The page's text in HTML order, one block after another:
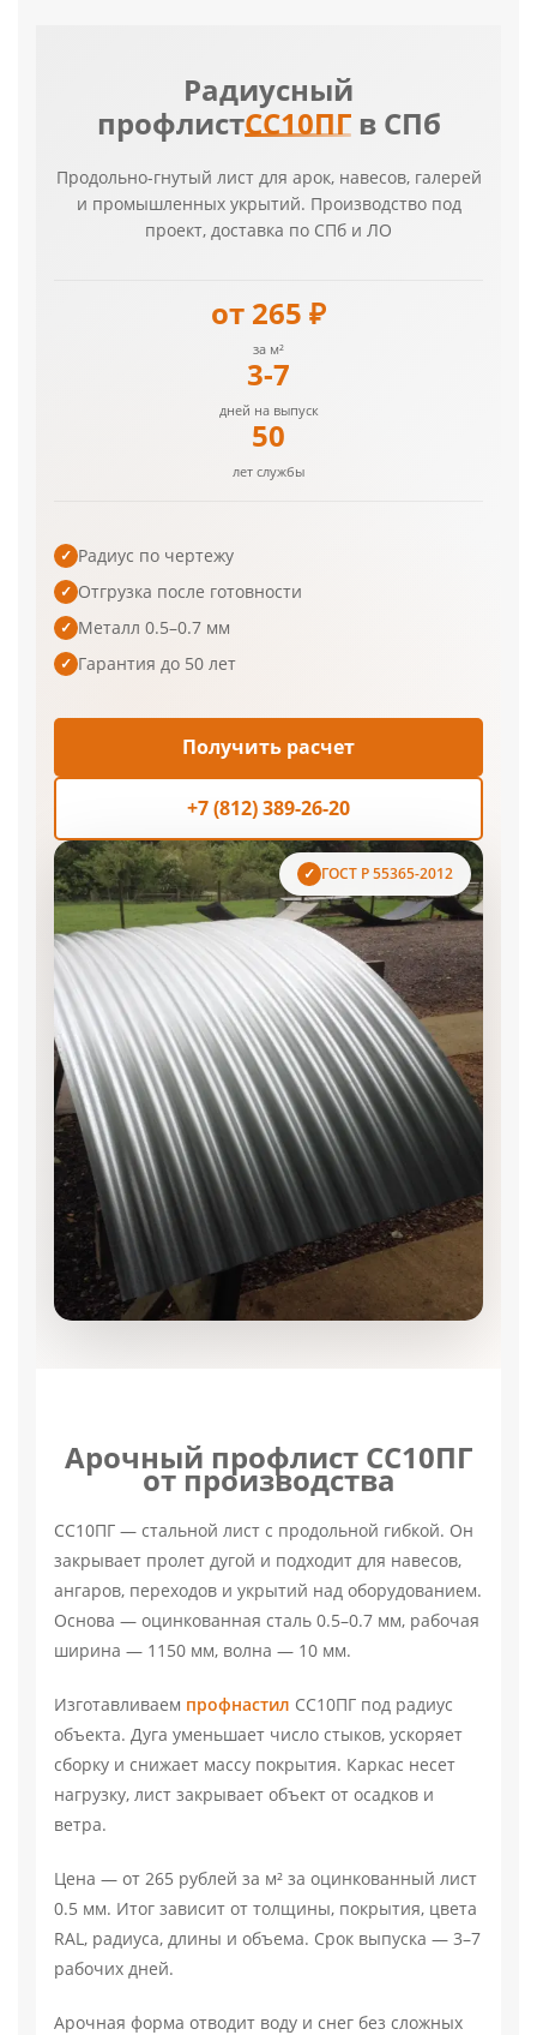
Радиусный
профлистСС10ПГв СПб
Продольно-гнутый лист для арок, навесов, галерей
и промышленных укрытий. Производство под
проект, доставка по СПб и ЛО
от 265 ₽
за м²
3-7
дней на выпуск
50
лет службы
✓ Радиус по чертежу
✓ Отгрузка после готовности
✓ Металл 0.5–0.7 мм
✓ Гарантия до 50 лет
Получить расчет
+7 (812) 389-26-20
ГОСТ Р 55365-2012
Арочный профлист СС10ПГ
от производства
СС10ПГ — стальной лист с продольной гибкой. Он
закрывает пролет дугой и подходит для навесов,
ангаров, переходов и укрытий над оборудованием.
Основа — оцинкованная сталь 0.5–0.7 мм, рабочая
ширина — 1150 мм, волна — 10 мм.
Изготавливаем профнастил СС10ПГ под радиус
объекта. Дуга уменьшает число стыков, ускоряет
сборку и снижает массу покрытия. Каркас несет
нагрузку, лист закрывает объект от осадков и
ветра.
Цена — от 265 рублей за м² за оцинкованный лист
0.5 мм. Итог зависит от толщины, покрытия, цвета
RAL, радиуса, длины и объема. Срок выпуска — 3–7
рабочих дней.
Арочная форма отводит воду и снег без сложных